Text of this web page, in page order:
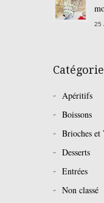
25
Apéritifs
Boissons
Brioches et
Desserts
Entrées
Non classé